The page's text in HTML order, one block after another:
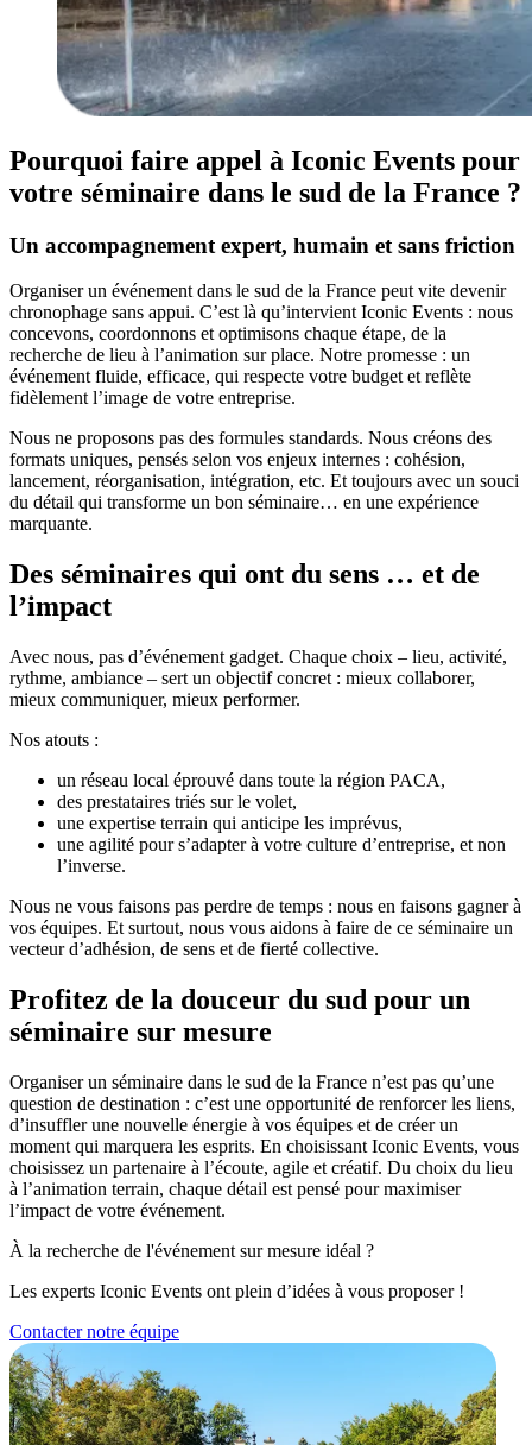
Pourquoi faire appel à Iconic Events pour
votre séminaire dans le sud de la France ?
Un accompagnement expert, humain et sans friction
Organiser un événement dans le sud de la France peut vite devenir
chronophage sans appui. C’est là qu’intervient Iconic Events : nous
concevons, coordonnons et optimisons chaque étape, de la
recherche de lieu à l’animation sur place. Notre promesse : un
événement fluide, efficace, qui respecte votre budget et reflète
fidèlement l’image de votre entreprise.
Nous ne proposons pas des formules standards. Nous créons des
formats uniques, pensés selon vos enjeux internes : cohésion,
lancement, réorganisation, intégration, etc. Et toujours avec un souci
du détail qui transforme un bon séminaire… en une expérience
marquante.
Des séminaires qui ont du sens … et de
l’impact
Avec nous, pas d’événement gadget. Chaque choix – lieu, activité,
rythme, ambiance – sert un objectif concret : mieux collaborer,
mieux communiquer, mieux performer.
Nos atouts :
un réseau local éprouvé dans toute la région PACA,
des prestataires triés sur le volet,
une expertise terrain qui anticipe les imprévus,
une agilité pour s’adapter à votre culture d’entreprise, et non
l’inverse.
Nous ne vous faisons pas perdre de temps : nous en faisons gagner à
vos équipes. Et surtout, nous vous aidons à faire de ce séminaire un
vecteur d’adhésion, de sens et de fierté collective.
Profitez de la douceur du sud pour un
séminaire sur mesure
Organiser un séminaire dans le sud de la France n’est pas qu’une
question de destination : c’est une opportunité de renforcer les liens,
d’insuffler une nouvelle énergie à vos équipes et de créer un
moment qui marquera les esprits. En choisissant Iconic Events, vous
choisissez un partenaire à l’écoute, agile et créatif. Du choix du lieu
à l’animation terrain, chaque détail est pensé pour maximiser
l’impact de votre événement.
À la recherche de l'événement sur mesure idéal ?
Les experts Iconic Events ont plein d’idées à vous proposer !
Contacter notre équipe